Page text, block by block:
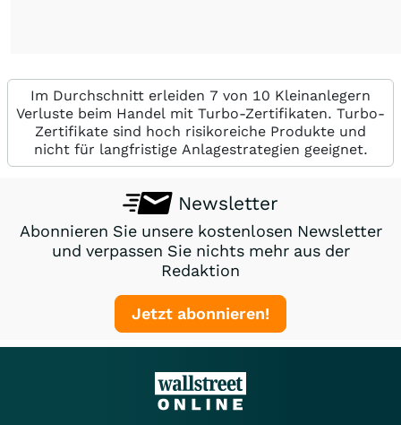
Im Durchschnitt erleiden 7 von 10 Kleinanlegern
Verluste beim Handel mit Turbo-Zertifikaten. Turbo-
Zertifikate sind hoch risikoreiche Produkte und
nicht für langfristige Anlagestrategien geeignet.
Newsletter
Abonnieren Sie unsere kostenlosen Newsletter
und verpassen Sie nichts mehr aus der
Redaktion
Jetzt abonnieren!